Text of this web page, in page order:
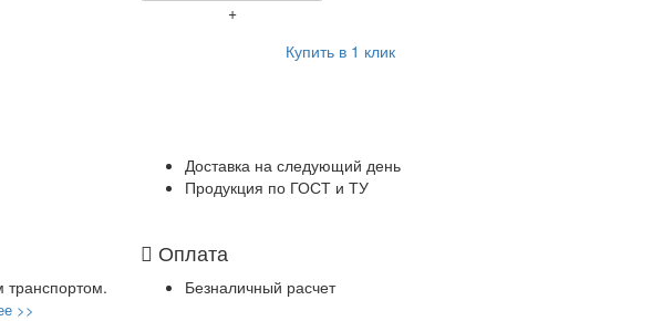
+
Купить в 1 клик
Доставка на следующий день
Продукция по ГОСТ и ТУ
транспортом.
>>
Оплата
Безналичный расчет